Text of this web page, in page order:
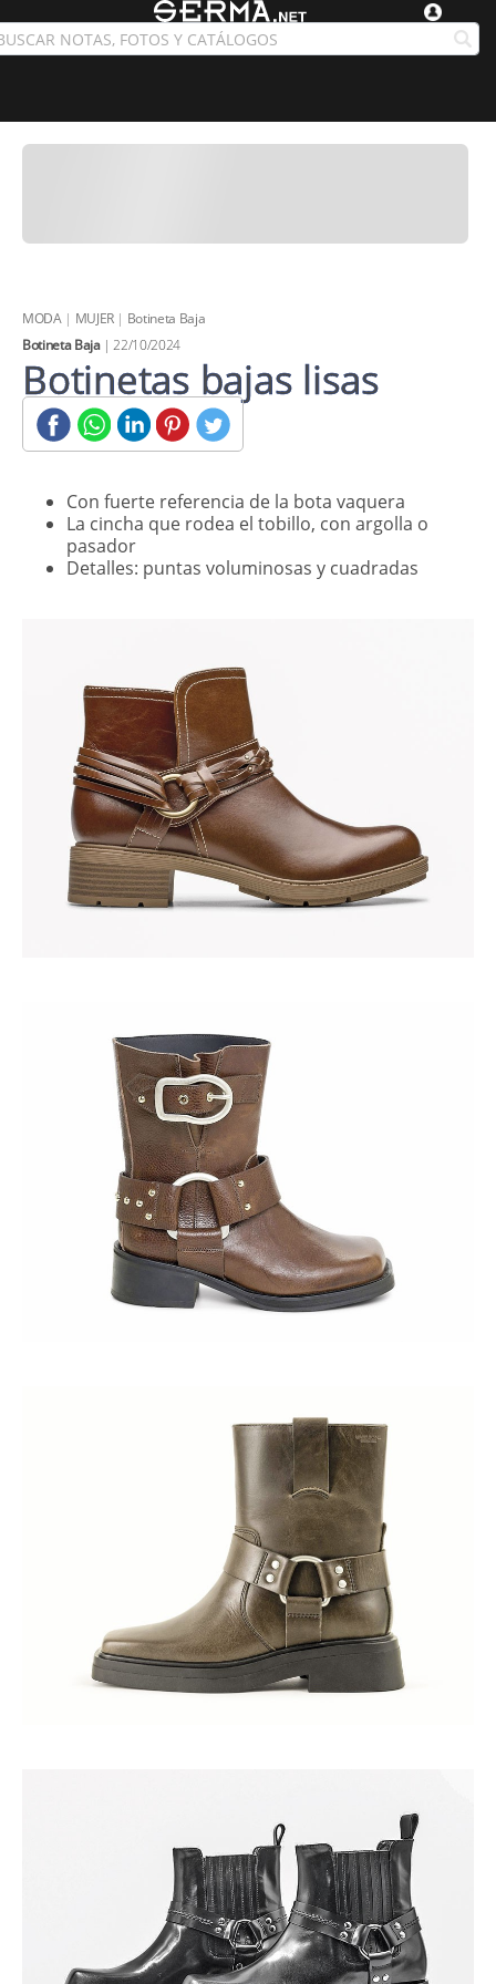
MODA| MUJER| Botineta Baja
Botineta Baja| 22/10/2024
Botinetas bajas lisas
Con fuerte referencia de la bota vaquera
La cincha que rodea el tobillo, con argolla o
pasador
Detalles: puntas voluminosas y cuadradas